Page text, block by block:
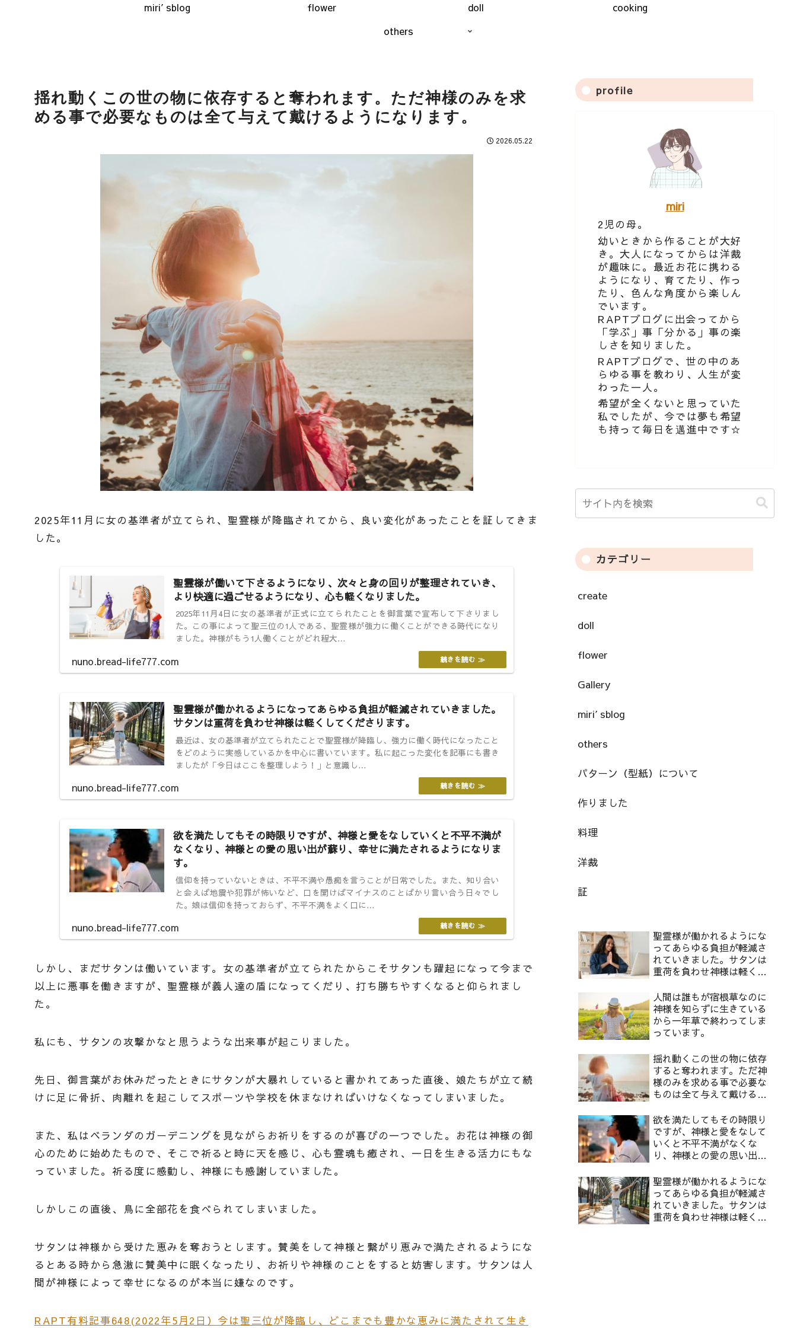
miri′sblog flower doll
cooking
others
揺れ動くこの世の物に依存すると奪われます。ただ神様のみを求
める事で必要なものは全て与えて戴けるようになります。
2026.05.22
2025年11月に女の基準者が立てられ、聖霊様が降臨されてから、良い変化があったことを証してきま
した。
聖霊様が働いて下さるようになり、次々と身の回りが整理されていき、
より快適に過ごせるようになり、心も軽くなりました。
2025年11月4日に女の基準者が正式に立てられたことを御言葉で宣布して下さりまし
た。この事によって聖三位の1人である、聖霊様が強力に働くことができる時代になり
ました。神様がもう1人働くことがどれ程大…
nuno.bread-life777.com
聖霊様が働かれるようになってあらゆる負担が軽減されていきました。
サタンは重荷を負わせ神様は軽くしてくださります。
最近は、女の基準者が立てられたことで聖霊様が降臨し、強力に働く時代になったこと
をどのように実感しているかを中心に書いています。私に起こった変化を記事にも書き
ましたが「今日はここを整理しよう！」と意識し…
nuno.bread-life777.com
欲を満たしてもその時限りですが、神様と愛をなしていくと不平不満が
なくなり、神様との愛の思い出が蘇り、幸せに満たされるようになりま
す。
信仰を持っていないときは、不平不満や愚痴を言うことが日常でした。また、知り合い
と会えば地震や犯罪が怖いなど、口を開けばマイナスのことばかり言い合う日々でし
た。娘は信仰を持っておらず、不平不満をよく口に…
nuno.bread-life777.com
しかし、まだサタンは働いています。女の基準者が立てられたからこそサタンも躍起になって今まで
以上に悪事を働きますが、聖霊様が義人達の盾になってくだり、打ち勝ちやすくなると仰られまし
た。
私にも、サタンの攻撃かなと思うような出来事が起こりました。
先日、御言葉がお休みだったときにサタンが大暴れしていると書かれてあった直後、娘たちが立て続
けに足に骨折、肉離れを起こしてスポーツや学校を休まなければいけなくなってしまいました。
また、私はベランダのガーデニングを見ながらお祈りをするのが喜びの一つでした。お花は神様の御
心のために始めたもので、そこで祈ると時に天を感じ、心も霊魂も癒され、一日を生きる活力にもな
っていました。祈る度に感動し、神様にも感謝していました。
しかしこの直後、鳥に全部花を食べられてしまいました。
サタンは神様から受けた恵みを奪おうとします。賛美をして神様と繋がり恵みで満たされるようにな
るとある時から急激に賛美中に眠くなったり、お祈りや神様のことをすると妨害します。サタンは人
間が神様によって幸せになるのが本当に嫌なのです。
RAPT有料記事648(2022年5月2日）今は聖三位が降臨し、どこまでも豊かな恵みに満たされて生き
profile
miri
2児の母。
幼いときから作ることが大好
き。大人になってからは洋裁
が趣味に。最近お花に携わる
ようになり、育てたり、作っ
たり、色んな角度から楽しん
でいます。
RAPTブログに出会ってから
「学ぶ」事「分かる」事の楽
しさを知りました。
RAPTブログで、世の中のあ
らゆる事を教わり、人生が変
わった一人。
希望が全くないと思っていた
私でしたが、今では夢も希望
も持って毎日を邁進中です☆
カテゴリー
create
doll
flower
Gallery
miri′sblog
others
パターン（型紙）について
作りました
料理
洋裁
証
聖霊様が働かれるようにな
ってあらゆる負担が軽減さ
れていきました。サタンは
重荷を負わせ神様は軽くし
人間は誰もが宿根草なのに
神様を知らずに生きている
から一年草で終わってしま
っています。
揺れ動くこの世の物に依存
すると奪われます。ただ神
様のみを求める事で必要な
ものは全て与えて戴けるよ
欲を満たしてもその時限り
ですが、神様と愛をなして
いくと不平不満がなくな
り、神様との愛の思い出が
うになります。
聖霊様が働かれるようにな
ってあらゆる負担が軽減さ
れていきました。サタンは
重荷を負わせ神様は軽くし